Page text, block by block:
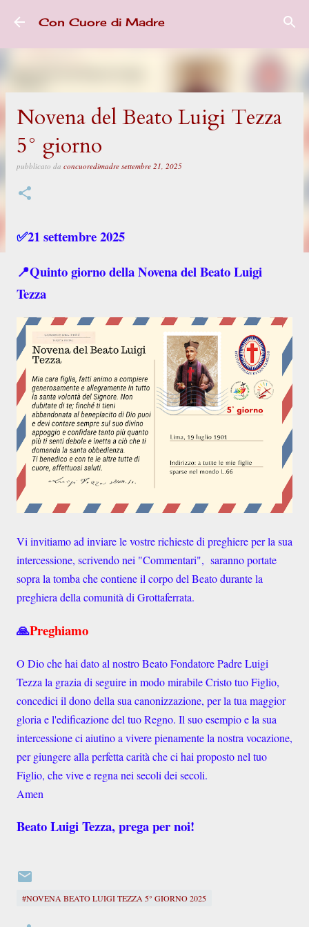
Passa ai contenuti principali
Con Cuore di Madre
Novena del Beato Luigi Tezza
5° giorno
pubblicato da concuoredimadre settembre 21, 2025
✅️21 settembre 2025
📍Quinto giorno della Novena del Beato Luigi
Tezza
Vi invitiamo ad inviare le vostre richieste di preghiere per la sua
intercessione, scrivendo nei "Commentari", saranno portate
sopra la tomba che contiene il corpo del Beato durante la
preghiera della comunità di Grottaferrata.
🙏Preghiamo
O Dio che hai dato al nostro Beato Fondatore Padre Luigi
Tezza la grazia di seguire in modo mirabile Cristo tuo Figlio,
concedici il dono della sua canonizzazione, per la tua maggior
gloria e l'edificazione del tuo Regno. Il suo esempio e la sua
intercessione ci aiutino a vivere pienamente la nostra vocazione,
per giungere alla perfetta carità che ci hai proposto nel tuo
Figlio, che vive e regna nei secoli dei secoli.
Amen
Beato Luigi Tezza, prega per noi!
#NOVENA BEATO LUIGI TEZZA 5° GIORNO 2025